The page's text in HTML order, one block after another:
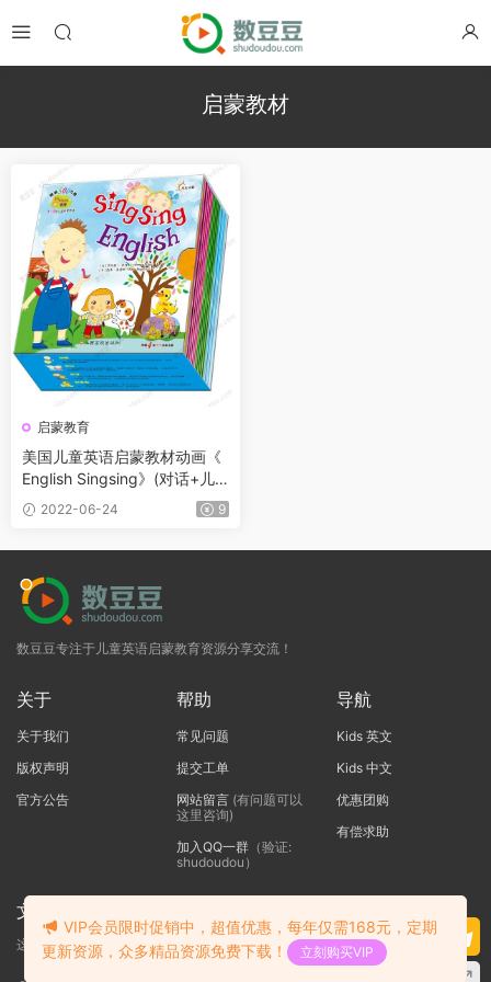
启蒙教材
启蒙教育
美国儿童英语启蒙教材动画《
English Singsing》(对话+儿
童+故事+拼读)
2022-06-24 9
数豆豆专注于儿童英语启蒙教育资源分享交流！
关于
关于我们
版权声明
官方公告
帮助
常见问题
提交工单
网站留言(有问题可以
这里咨询)
加入QQ一群（验证:
shudoudou）
导航
Kids 英文
Kids 中文
优惠团购
有偿求助
文本标题
这里输入代码
VIP会员限时促销中，超值优惠，每年仅需168元，定期
更新资源，众多精品资源免费下载！
立刻购买VIP